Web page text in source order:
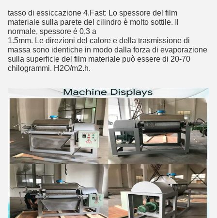
tasso di essiccazione 4.Fast: Lo spessore del film
materiale sulla parete del cilindro è molto sottile. Il
normale, spessore è 0,3 a
1.5mm. Le direzioni del calore e della trasmissione di
massa sono identiche in modo dalla forza di evaporazione
sulla superficie del film materiale può essere di 20-70
chilogrammi. H2O/m2.h.